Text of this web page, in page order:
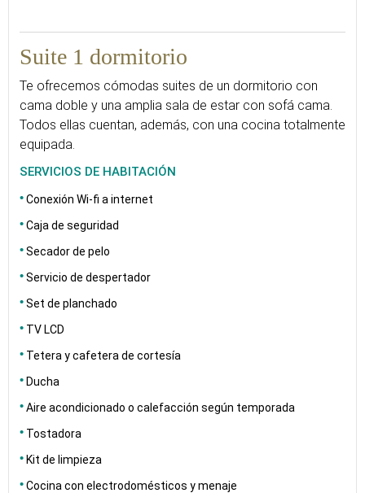
Suite 1 dormitorio
Te ofrecemos cómodas suites de un dormitorio con
cama doble y una amplia sala de estar con sofá cama.
Todos ellas cuentan, además, con una cocina totalmente
equipada.
SERVICIOS DE HABITACIÓN
Conexión Wi-fi a internet
Caja de seguridad
Secador de pelo
Servicio de despertador
Set de planchado
TV LCD
Tetera y cafetera de cortesía
Ducha
Aire acondicionado o calefacción según temporada
Tostadora
Kit de limpieza
Cocina con electrodomésticos y menaje